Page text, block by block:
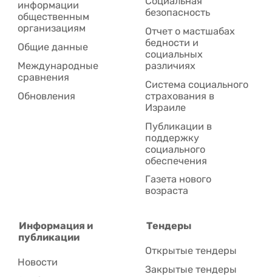
информации
общественным
организациям
Общие данные
Международные
сравнения
Обновления
безопасность
Отчет о мастшабах
бедности и
социальных
различиях
Система социального
страхования в
Израиле
Публикации в
поддержку
социального
обеспечения
Газета нового
возраста
Информация и
публикации
Новости
Тендеры
Открытые тендеры
Закрытые тендеры